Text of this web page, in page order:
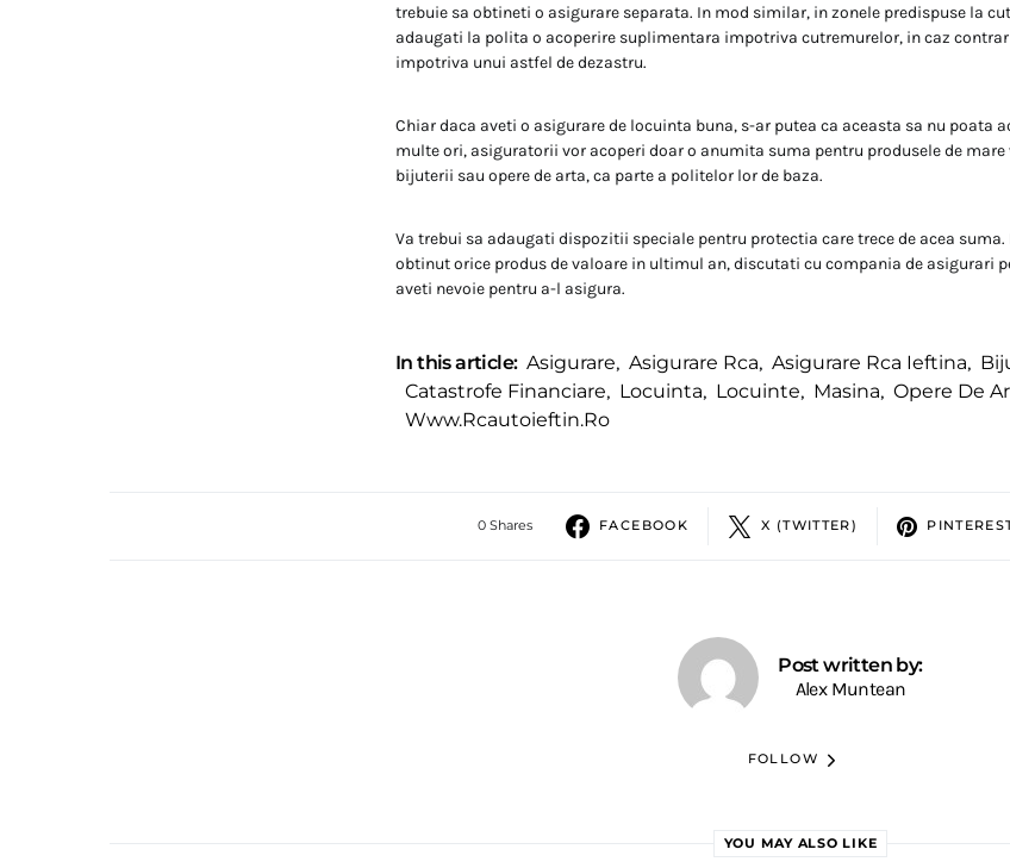
trebuie sa obtineti o asigurare separata. In mod similar, in zonele predispuse la
adaugati la polita o acoperire suplimentara impotriva cutremurelor, in caz
impotriva unui astfel de dezastru.
Chiar daca aveti o asigurare de locuinta buna, s-ar putea ca aceasta sa nu poata
multe ori, asiguratorii vor acoperi doar o anumita suma pentru produsele de
bijuterii sau opere de arta, ca parte a politelor lor de baza.
Va trebui sa adaugati dispozitii speciale pentru protectia care trece de acea
obtinut orice produs de valoare in ultimul an, discutati cu compania de asigurari
aveti nevoie pentru a-l asigura.
In this article: Asigurare, Asigurare Rca, Asigurare Rca Ieftina,
Catastrofe Financiare, Locuinta, Locuinte, Masina, Opere De
Www.rcautoieftin.ro
0 Shares FACEBOOK X (TWITTER)
Post written by:
Alex Muntean
FOLLOW
YOU MAY ALSO LIKE